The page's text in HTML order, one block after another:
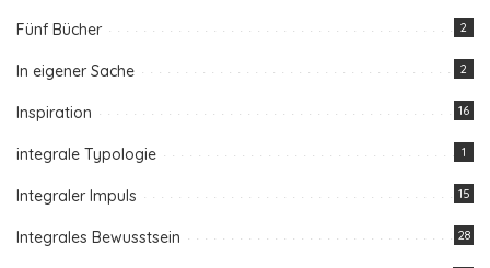
Fünf Bücher 2
In eigener Sache 2
Inspiration 16
integrale Typologie 1
Integraler Impuls 15
Integrales Bewusstsein 28